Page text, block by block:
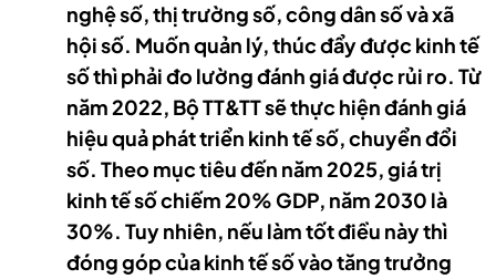
nghệ số, thị trường số, công dân số và xã
hội số. Muốn quản lý, thúc đẩy được kinh tế
số thì phải đo lường đánh giá được rủi ro. Từ
năm 2022, Bộ TT&TT sẽ thực hiện đánh giá
hiệu quả phát triển kinh tế số, chuyển đổi
số. Theo mục tiêu đến năm 2025, giá trị
kinh tế số chiếm 20% GDP, năm 2030 là
30%. Tuy nhiên, nếu làm tốt điều này thì
đóng góp của kinh tế số vào tăng trưởng